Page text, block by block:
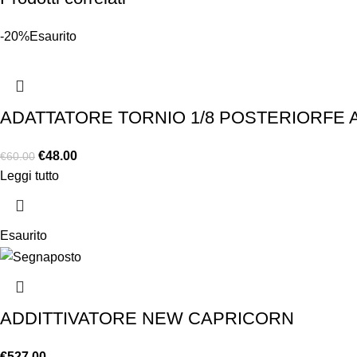
-20%Esaurito
ADATTATORE TORNIO 1/8 POSTERIORFE
€60.00 €48.00
Leggi tutto
Esaurito
ADDITTIVATORE NEW CAPRICORN